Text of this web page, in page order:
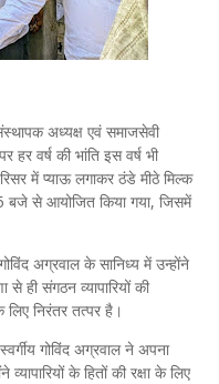
अध्यक्ष एवं समाजसेवी
हर वर्ष की भांति इस वर्ष भी
में प्याऊ लगाकर ठंडे मीठे मिल्क
बजे से आयोजित किया गया, जिसमें
अग्रवाल के सानिध्य में उन्होंने
से ही संगठन व्यापारियों की
निरंतर तत्पर है।
गोविंद अग्रवाल ने अपना
के हितों की रक्षा के लिए